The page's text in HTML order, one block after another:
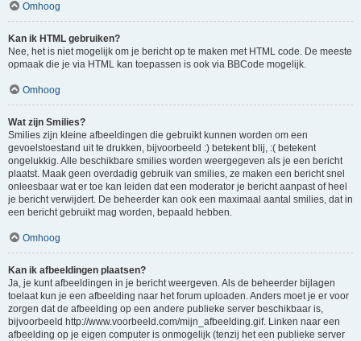
Omhoog
Kan ik HTML gebruiken?
Nee, het is niet mogelijk om je bericht op te maken met HTML code. De meeste
opmaak die je via HTML kan toepassen is ook via BBCode mogelijk.
Omhoog
Wat zijn Smilies?
Smilies zijn kleine afbeeldingen die gebruikt kunnen worden om een
gevoelstoestand uit te drukken, bijvoorbeeld :) betekent blij, :( betekent
ongelukkig. Alle beschikbare smilies worden weergegeven als je een bericht
plaatst. Maak geen overdadig gebruik van smilies, ze maken een bericht snel
onleesbaar wat er toe kan leiden dat een moderator je bericht aanpast of heel
je bericht verwijdert. De beheerder kan ook een maximaal aantal smilies, dat in
een bericht gebruikt mag worden, bepaald hebben.
Omhoog
Kan ik afbeeldingen plaatsen?
Ja, je kunt afbeeldingen in je bericht weergeven. Als de beheerder bijlagen
toelaat kun je een afbeelding naar het forum uploaden. Anders moet je er voor
zorgen dat de afbeelding op een andere publieke server beschikbaar is,
bijvoorbeeld http://www.voorbeeld.com/mijn_afbeelding.gif. Linken naar een
afbeelding op je eigen computer is onmogelijk (tenzij het een publieke server